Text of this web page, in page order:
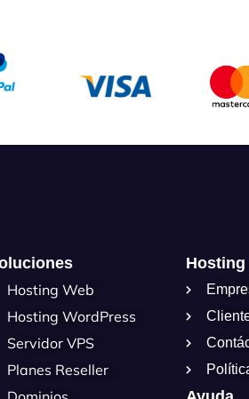
Hosting Web
Hosting WordPress
Servidor VPS
Planes Reseller
Hosting